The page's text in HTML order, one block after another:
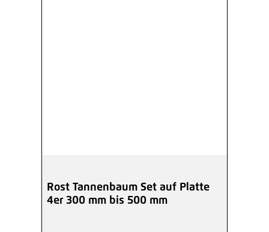
Rost Tannenbaum Set auf Platte
4er 300 mm bis 500 mm